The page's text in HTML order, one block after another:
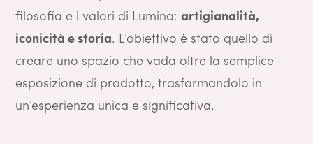
filosofia e i valori di Lumina: artigianalità,
iconicità e storia. L’obiettivo è stato quello di
creare uno spazio che vada oltre la semplice
esposizione di prodotto, trasformandolo in
un’esperienza unica e significativa.